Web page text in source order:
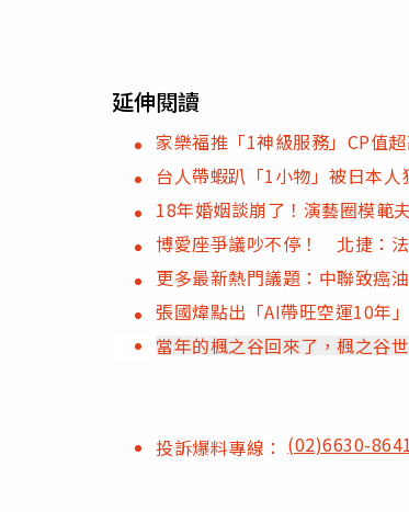
延伸閱讀
家樂福推「1神級服務」CP值
台人帶蝦趴「1小物」被日本
18年婚姻談崩了！演藝圈模範
博愛座爭議吵不停！ 北捷：
更多最新熱門議題：中聯致癌
張國煒點出「AI帶旺空運10年
當年的楓之谷回來了，楓之谷
投訴爆料專線： (02)6630-8641